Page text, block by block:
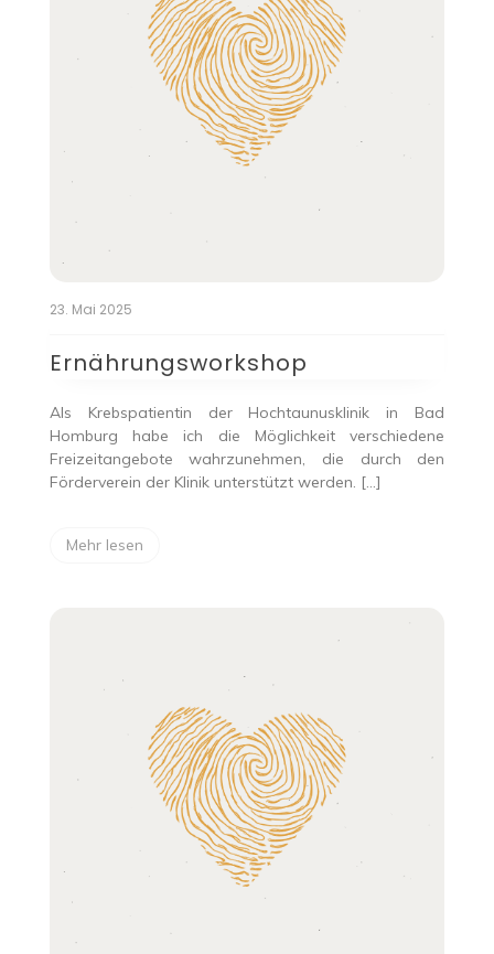
23. Mai 2025
Ernährungsworkshop
Als Krebspatientin der Hochtaunusklinik in Bad
Homburg habe ich die Möglichkeit verschiedene
Freizeitangebote wahrzunehmen, die durch den
Förderverein der Klinik unterstützt werden. […]
Mehr lesen